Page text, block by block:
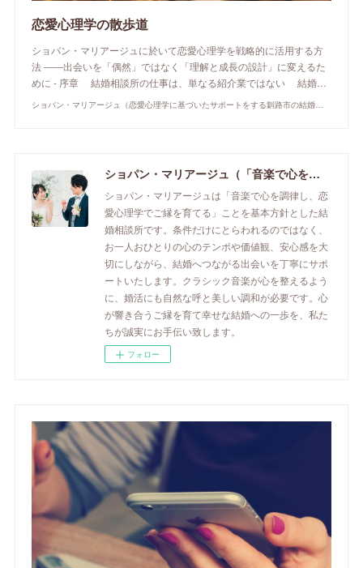
恋愛心理学の散歩道
ショパン・マリアージュに於いて恋愛心理学を戦略的に活用する方
法 ――出会いを「偶然」ではなく「理解と成長の設計」に変えるた
めに - 序章 結婚相談所の仕事は、単なる紹介業ではない 結婚…
ショパン・マリアージュ（恋愛心理学に基づいたサポートをする釧路市の結婚相談所）/ 全国結婚相談事業者連盟正規加盟店 / cherry-piano.com
ショパン・マリアージュ（「音楽で心を調律し恋愛心理学でご縁を育てる」釧路市の結婚相談所）/ 全国結婚相談事業者連盟正規加盟店 / cherry-piano.com
ショパン・マリアージュは「音楽で心を調律し、恋
愛心理学でご縁を育てる」ことを基本方針とした結
婚相談所です。条件だけにとらわれるのではなく、
お一人おひとりの心のテンポや価値観、安心感を大
切にしながら、結婚へつながる出会いを丁寧にサポ
ートいたします。クラシック音楽が心を整えるよう
に、婚活にも自然な呼と美しい調和が必要です。心
が響き合うご縁を育て幸せな結婚への一歩を、私た
ちが誠実にお手伝い致します。
フォロー